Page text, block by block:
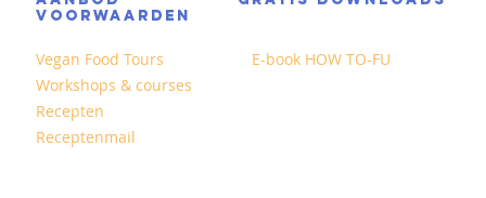
VOORWAARDEN
Vegan Food Tours
Workshops & courses
Recepten
Receptenmail
E-book HOW TO-FU